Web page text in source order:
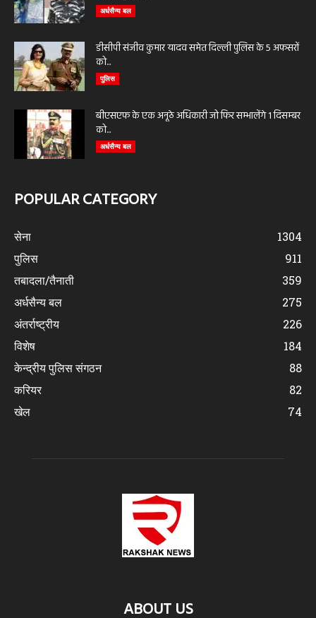
अर्धसैन्य बल
डीसीपी संजीव कुमार यादव समेत दिल्ली पुलिस के 5 अफसरों
को...
पुलिस
बीएसएफ के एक अनूठे अधिकारी जो फिर सम्भालेंगे 1 दिसम्बर
को...
अर्धसैन्य बल
POPULAR CATEGORY
सेना
1304
पुलिस
911
तबादला/तैनाती
359
अर्धसैन्य बल
275
अंतर्राष्ट्रीय
226
विशेष
184
केन्द्रीय पुलिस संगठन
88
करियर
82
खेल
74
ABOUT US